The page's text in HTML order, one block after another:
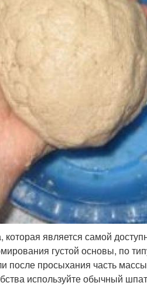
которая является самой
густой основы, по
после просыхания часть
используйте обычный